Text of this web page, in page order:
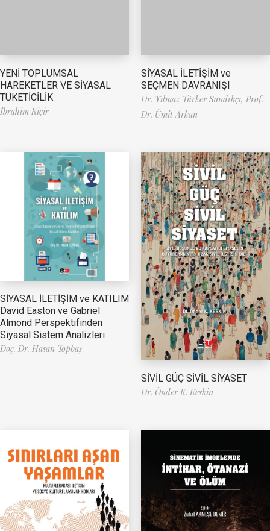
YENİ TOPLUMSAL
HAREKETLER VE SİYASAL
TÜKETİCİLİK
İbrahim Kiçir
SİYASAL İLETİŞİM ve
SEÇMEN DAVRANIŞI
Dr. Yılmaz Türker Sandıkçı, Prof.
Dr. Ümit Arkan
SİYASAL İLETİŞİM ve KATILIM
David Easton ve Gabriel
Almond Perspektifinden
Siyasal Sistem Analizleri
Doç. Dr. Hasan Topbaş
SİVİL GÜÇ SİVİL SİYASET
Dr. Önder K. Keskin